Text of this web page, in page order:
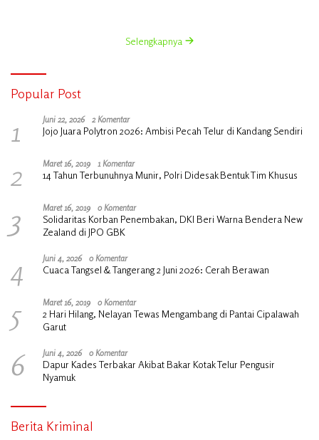
Selengkapnya
Popular Post
1 Juni 22, 2026 2 Komentar
Jojo Juara Polytron 2026: Ambisi Pecah Telur di Kandang Sendiri
2 Maret 16, 2019 1 Komentar
14 Tahun Terbunuhnya Munir, Polri Didesak Bentuk Tim Khusus
3 Maret 16, 2019 0 Komentar
Solidaritas Korban Penembakan, DKI Beri Warna Bendera New
Zealand di JPO GBK
4 Juni 4, 2026 0 Komentar
Cuaca Tangsel & Tangerang 2 Juni 2026: Cerah Berawan
5 Maret 16, 2019 0 Komentar
2 Hari Hilang, Nelayan Tewas Mengambang di Pantai Cipalawah
Garut
6 Juni 4, 2026 0 Komentar
Dapur Kades Terbakar Akibat Bakar Kotak Telur Pengusir
Nyamuk
Berita Kriminal